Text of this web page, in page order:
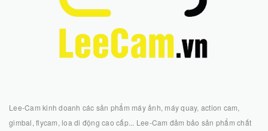
Lee-Cam kinh doanh các sản phẩm máy ảnh, máy quay, action cam,
gimbal, flycam, loa di động cao cấp... Lee-Cam đảm bảo sản phẩm chất